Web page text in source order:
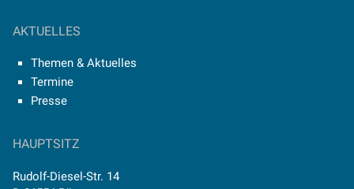
AKTUELLES
Themen & Aktuelles
Termine
Presse
HAUPTSITZ
Rudolf-Diesel-Str. 14